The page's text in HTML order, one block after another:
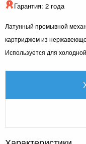
Гарантия: 2 года
Латунный промывной
картриджем из
Используется для